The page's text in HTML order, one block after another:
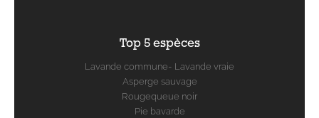
Top 5 espèces
Lavande commune- Lavande vraie
Asperge sauvage
Rougequeue noir
Pie bavarde